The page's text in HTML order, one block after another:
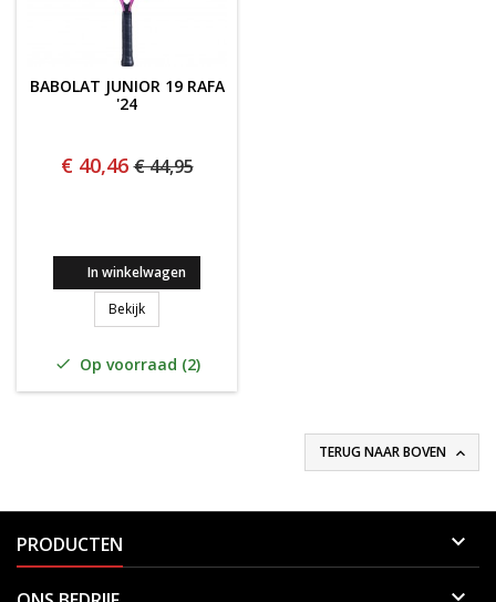
BABOLAT JUNIOR 19 RAFA
'24
€ 40,46 € 44,95
In winkelwagen
Bekijkbabolat junior 19 RAFA '24
 Op voorraad (2)
TERUG NAAR BOVEN 
PRODUCTEN 